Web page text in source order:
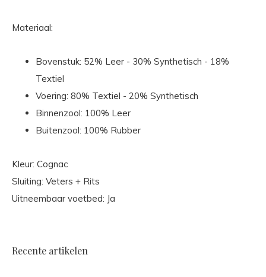
Materiaal:
Bovenstuk: 52% Leer - 30% Synthetisch - 18%
Textiel
Voering: 80% Textiel - 20% Synthetisch
Binnenzool: 100% Leer
Buitenzool: 100% Rubber
Kleur: Cognac
Sluiting: Veters + Rits
Uitneembaar voetbed: Ja
Recente artikelen